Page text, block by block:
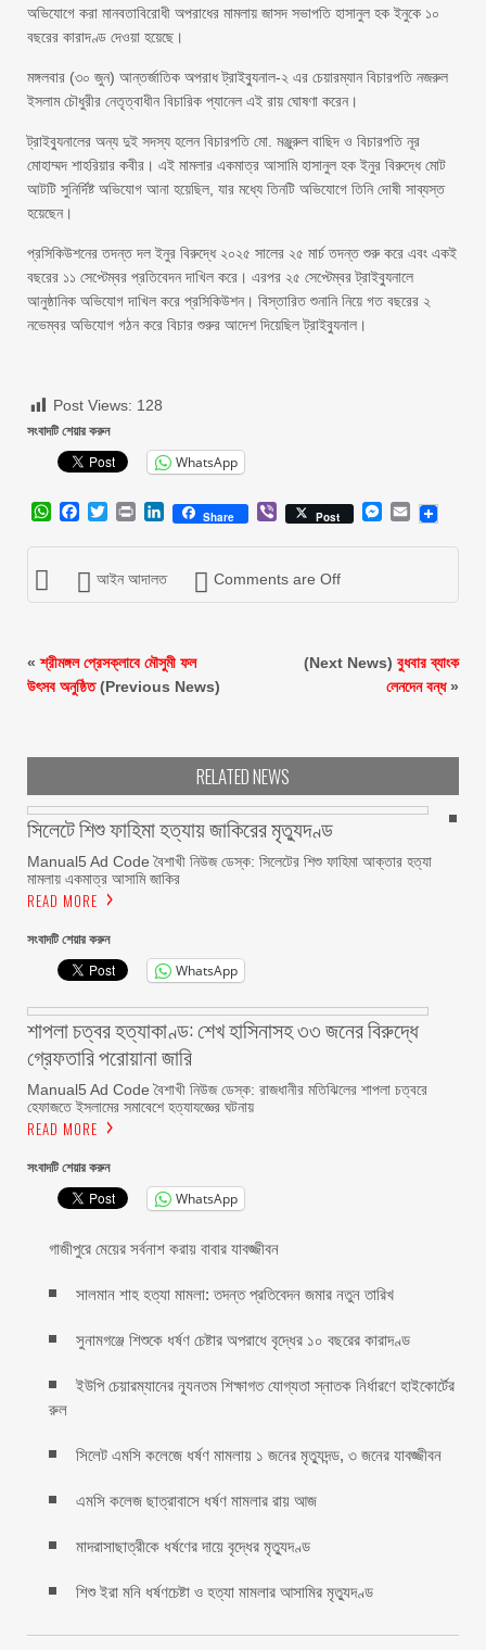
অভিযোগে করা মানবতাবিরোধী অপরাধের মামলায় জাসদ সভাপতি হাসানুল হক ইনুকে ১০
বছরের কারাদণ্ড দেওয়া হয়েছে।
মঙ্গলবার (৩০ জুন) আন্তর্জাতিক অপরাধ ট্রাইব্যুনাল-২ এর চেয়ারম্যান বিচারপতি নজরুল
ইসলাম চৌধুরীর নেতৃত্বাধীন বিচারিক প্যানেল এই রায় ঘোষণা করেন।
ট্রাইব্যুনালের অন্য দুই সদস্য হলেন বিচারপতি মো. মঞ্জুরুল বাছিদ ও বিচারপতি নূর
মোহাম্মদ শাহরিয়ার কবীর। এই মামলার একমাত্র আসামি হাসানুল হক ইনুর বিরুদ্ধে মোট
আটটি সুনির্দিষ্ট অভিযোগ আনা হয়েছিল, যার মধ্যে তিনটি অভিযোগে তিনি দোষী সাব্যস্ত
হয়েছেন।
প্রসিকিউশনের তদন্ত দল ইনুর বিরুদ্ধে ২০২৫ সালের ২৫ মার্চ তদন্ত শুরু করে এবং একই
বছরের ১১ সেপ্টেম্বর প্রতিবেদন দাখিল করে। এরপর ২৫ সেপ্টেম্বর ট্রাইব্যুনালে
আনুষ্ঠানিক অভিযোগ দাখিল করে প্রসিকিউশন। বিস্তারিত শুনানি নিয়ে গত বছরের ২
নভেম্বর অভিযোগ গঠন করে বিচার শুরুর আদেশ দিয়েছিল ট্রাইব্যুনাল।
Post Views: 128
সংবাদটি শেয়ার করুন
WhatsApp
WhatsApp
Facebook
Twitter
Print LinkedIn
Share ViberPost Messenger
Email
আইন আদালত Comments are Off
«শ্রীমঙ্গল প্রেসক্লাবে মৌসুমী ফল
উৎসব অনুষ্ঠিত(Previous News)
(Next News) বুধবার ব্যাংক
লেনদেন বন্ধ»
RELATED NEWS
সিলেটে শিশু ফাহিমা হত্যায় জাকিরের মৃত্যুদণ্ড
Manual5 Ad Code বৈশাখী নিউজ ডেস্ক: সিলেটের শিশু ফাহিমা আক্তার হত্যা
মামলায় একমাত্র আসামি জাকির
READ MORE
সংবাদটি শেয়ার করুন
WhatsApp
শাপলা চত্বর হত্যাকাণ্ড: শেখ হাসিনাসহ ৩৩ জনের বিরুদ্ধে
গ্রেফতারি পরোয়ানা জারি
Manual5 Ad Code বৈশাখী নিউজ ডেস্ক: রাজধানীর মতিঝিলের শাপলা চত্বরে
হেফাজতে ইসলামের সমাবেশে হত্যাযজ্ঞের ঘটনায়
READ MORE
সংবাদটি শেয়ার করুন
WhatsApp
গাজীপুরে মেয়ের সর্বনাশ করায় বাবার যাবজ্জীবন
সালমান শাহ হত্যা মামলা: তদন্ত প্রতিবেদন জমার নতুন তারিখ
সুনামগঞ্জে শিশুকে ধর্ষণ চেষ্টার অপরাধে বৃদ্ধের ১০ বছরের কারাদণ্ড
ইউপি চেয়ারম্যানের ন্যূনতম শিক্ষাগত যোগ্যতা স্নাতক নির্ধারণে হাইকোর্টের
রুল
সিলেট এমসি কলেজে ধর্ষণ মামলায় ১ জনের মৃত্যুদন্ড, ৩ জনের যাবজ্জীবন
এমসি কলেজ ছাত্রাবাসে ধর্ষণ মামলার রায় আজ
মাদরাসাছাত্রীকে ধর্ষণের দায়ে বৃদ্ধের মৃত্যুদণ্ড
শিশু ইরা মনি ধর্ষণচেষ্টা ও হত্যা মামলার আসামির মৃত্যুদণ্ড